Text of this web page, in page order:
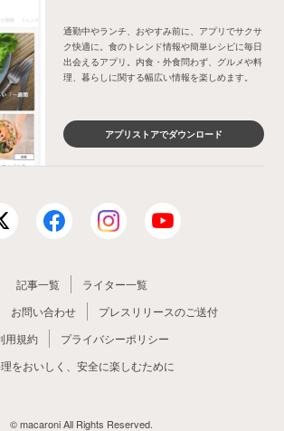
通勤中やランチ、おやすみ前に、アプリでサクサ
ク快適に。食のトレンド情報や簡単レシピに毎日
出会えるアプリ。内食・外食問わず、グルメや料
理、暮らしに関する幅広い情報を楽しめます。
アプリストアでダウンロード
記事一覧
ライター一覧
お問い合わせ
プレスリリースのご送付
用規約
プライバシーポリシー
をおいしく、安全に楽しむために
© macaroni All Rights Reserved.